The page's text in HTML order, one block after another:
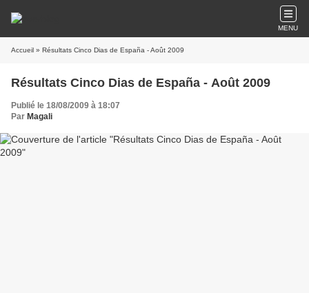
MENU
Accueil » Résultats Cinco Dias de España - Août 2009
Résultats Cinco Dias de España - Août 2009
Publié le 18/08/2009 à 18:07
Par Magali